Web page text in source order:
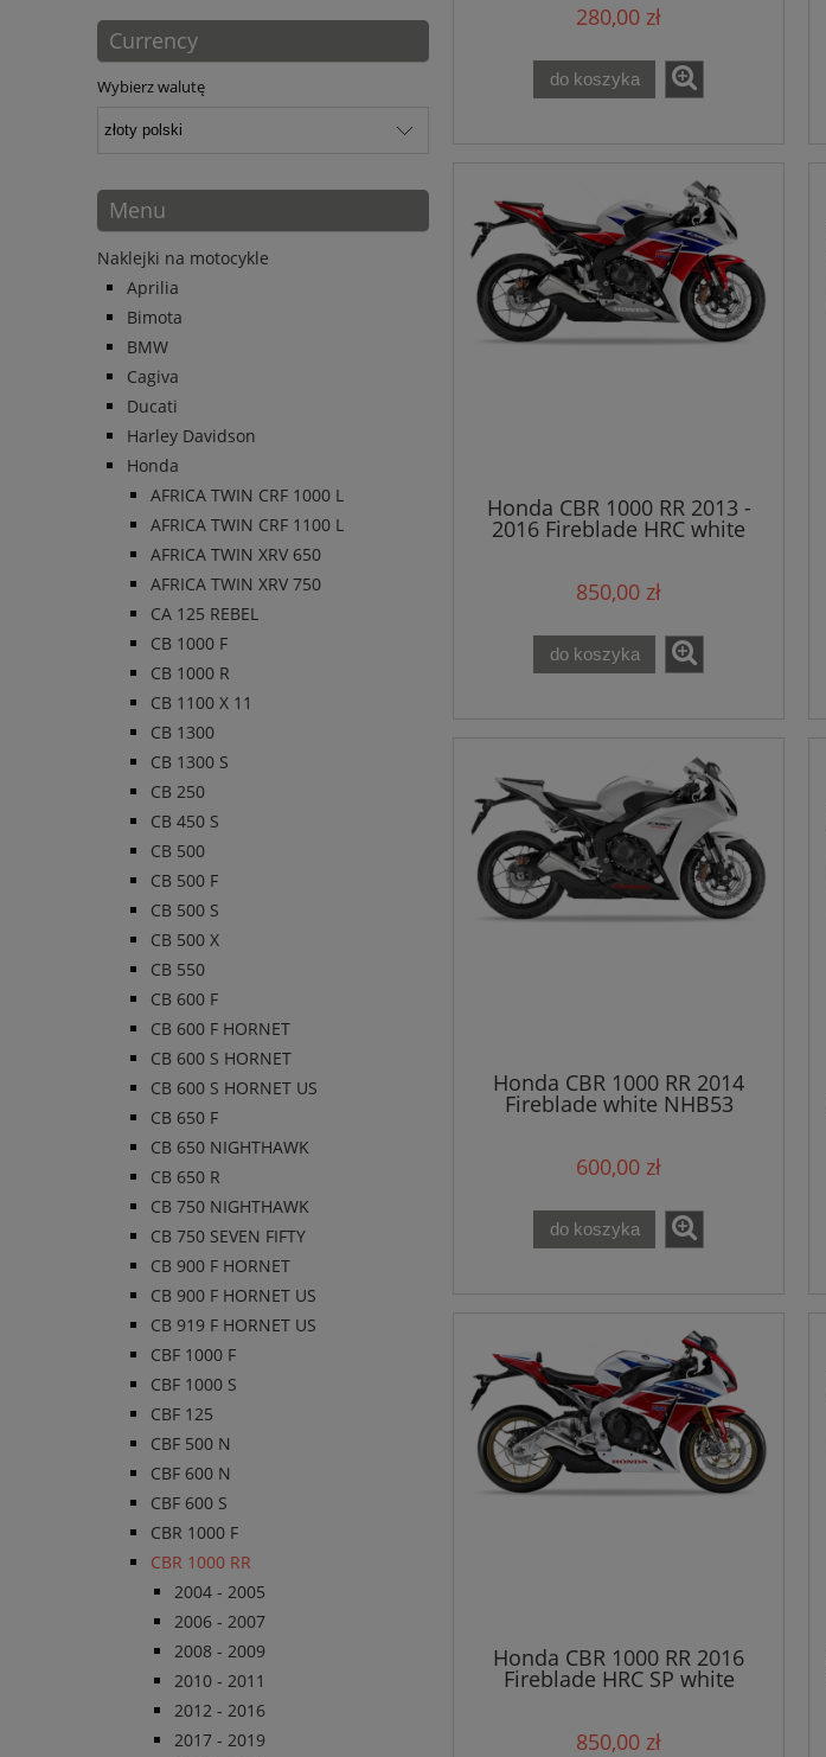
Currency
Wybierz walutę
Menu
Naklejki na motocykle
Aprilia
Bimota
BMW
Cagiva
Ducati
Harley Davidson
Honda
AFRICA TWIN CRF 1000 L
AFRICA TWIN CRF 1100 L
AFRICA TWIN XRV 650
AFRICA TWIN XRV 750
CA 125 REBEL
CB 1000 F
CB 1000 R
CB 1100 X 11
CB 1300
CB 1300 S
CB 250
CB 450 S
CB 500
CB 500 F
CB 500 S
CB 500 X
CB 550
CB 600 F
CB 600 F HORNET
CB 600 S HORNET
CB 600 S HORNET US
CB 650 F
CB 650 NIGHTHAWK
CB 650 R
CB 750 NIGHTHAWK
CB 750 SEVEN FIFTY
CB 900 F HORNET
CB 900 F HORNET US
CB 919 F HORNET US
CBF 1000 F
CBF 1000 S
CBF 125
CBF 500 N
CBF 600 N
CBF 600 S
CBR 1000 F
CBR 1000 RR
2004 - 2005
2006 - 2007
2008 - 2009
2010 - 2011
2012 - 2016
2017 - 2019
280,00 zł
do koszyka
Honda CBR 1000 RR 2013 -
2016 Fireblade HRC white
850,00 zł
do koszyka
Honda CBR 1000 RR 2014
Fireblade white NHB53
600,00 zł
do koszyka
Honda CBR 1000 RR 2016
Fireblade HRC SP white
850,00 zł